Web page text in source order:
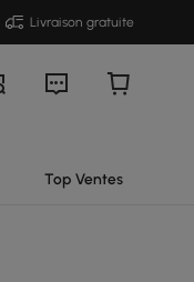
Livraison gratuite
Top Ventes